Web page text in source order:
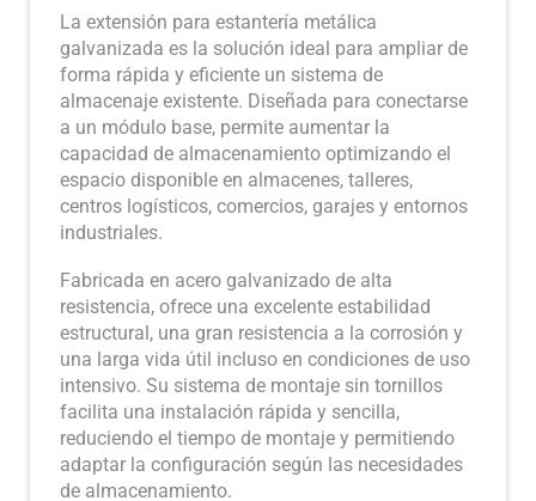
La extensión para estantería metálica
galvanizada es la solución ideal para ampliar de
forma rápida y eficiente un sistema de
almacenaje existente. Diseñada para conectarse
a un módulo base, permite aumentar la
capacidad de almacenamiento optimizando el
espacio disponible en almacenes, talleres,
centros logísticos, comercios, garajes y entornos
industriales.
Fabricada en acero galvanizado de alta
resistencia, ofrece una excelente estabilidad
estructural, una gran resistencia a la corrosión y
una larga vida útil incluso en condiciones de uso
intensivo. Su sistema de montaje sin tornillos
facilita una instalación rápida y sencilla,
reduciendo el tiempo de montaje y permitiendo
adaptar la configuración según las necesidades
de almacenamiento.